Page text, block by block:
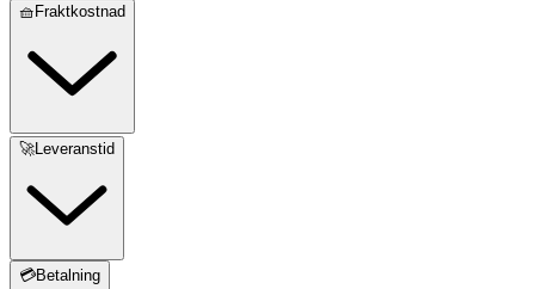
🧺Fraktkostnad
🚀Leveranstid
💳Betalning